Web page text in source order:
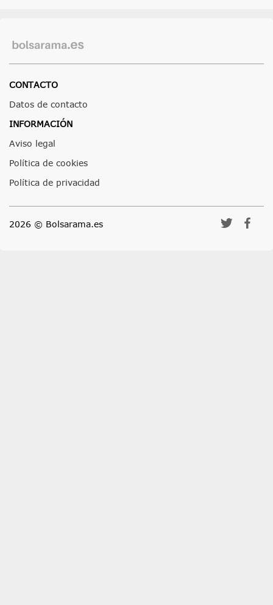
CONTACTO
Datos de contacto
INFORMACIÓN
Aviso legal
Política de cookies
Política de privacidad
2026 © Bolsarama.es